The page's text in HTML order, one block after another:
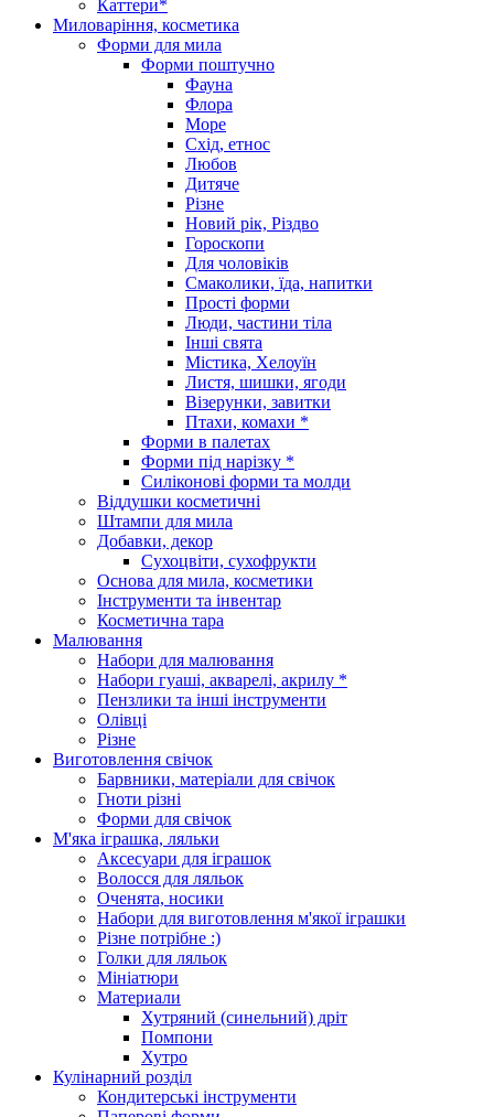
Каттери*
Миловаріння, косметика
Форми для мила
Форми поштучно
Фауна
Флора
Море
Схід, етнос
Любов
Дитяче
Різне
Новий рік, Різдво
Гороскопи
Для чоловіків
Смаколики, їда, напитки
Прості форми
Люди, частини тіла
Інші свята
Містика, Хелоуїн
Листя, шишки, ягоди
Візерунки, завитки
Птахи, комахи *
Форми в палетах
Форми під нарізку *
Силіконові форми та молди
Віддушки косметичні
Штампи для мила
Добавки, декор
Сухоцвіти, сухофрукти
Основа для мила, косметики
Інструменти та інвентар
Косметична тара
Малювання
Набори для малювання
Набори гуаші, акварелі, акрилу *
Пензлики та інші інструменти
Олівці
Різне
Виготовлення свічок
Барвники, матеріали для свічок
Гноти різні
Форми для свічок
М'яка іграшка, ляльки
Аксесуари для іграшок
Волосся для ляльок
Оченята, носики
Набори для виготовлення м'якої іграшки
Різне потрібне :)
Голки для ляльок
Мініатюри
Материали
Хутряний (синельний) дріт
Помпони
Хутро
Кулінарний розділ
Кондитерські інструменти